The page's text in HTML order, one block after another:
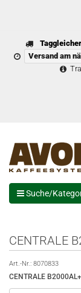
Versand am
Suche/
CENTRALE
Art.-Nr.: 8070833
CENTRALE